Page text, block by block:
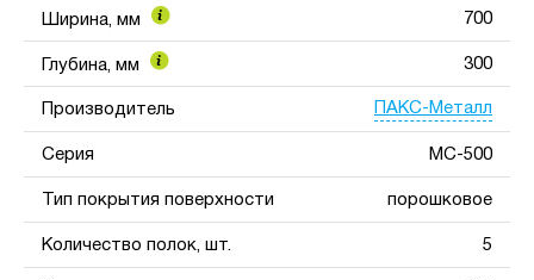
Ширина, мм 700
Глубина, мм 300
Производитель ПАКС-Металл
Серия МС-500
Тип покрытия поверхности порошковое
Количество полок, шт. 5